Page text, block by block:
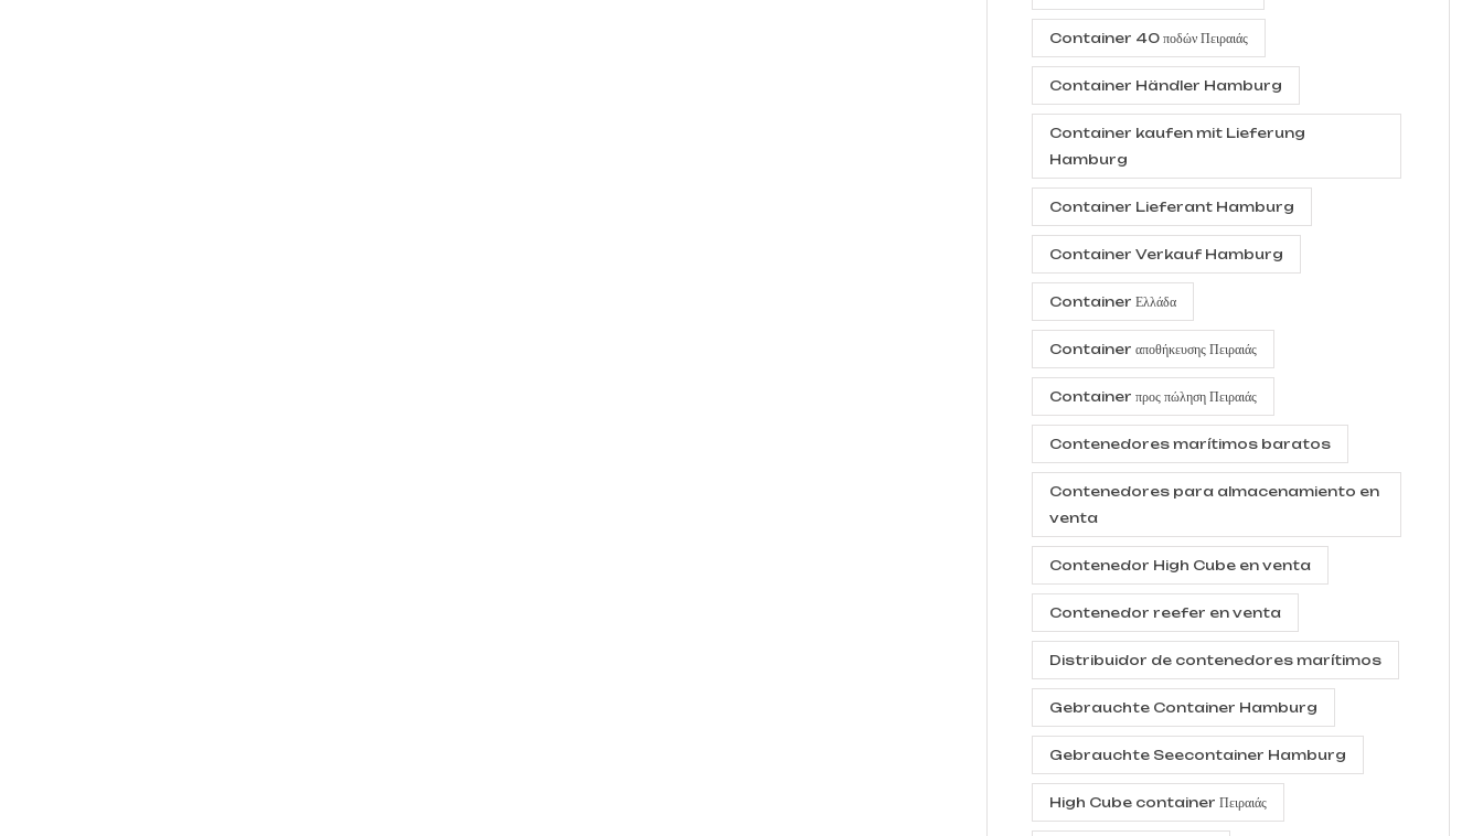
Container 40 ποδών Πειραιάς
Container Händler Hamburg
Container kaufen mit Lieferung
Hamburg
Container Lieferant Hamburg
Container Verkauf Hamburg
Container Ελλάδα
Container αποθήκευσης Πειραιάς
Container προς πώληση Πειραιάς
Contenedores marítimos baratos
Contenedores para almacenamiento en
venta
Contenedor High Cube en venta
Contenedor reefer en venta
Distribuidor de contenedores marítimos
Gebrauchte Container Hamburg
Gebrauchte Seecontainer Hamburg
High Cube container Πειραιάς